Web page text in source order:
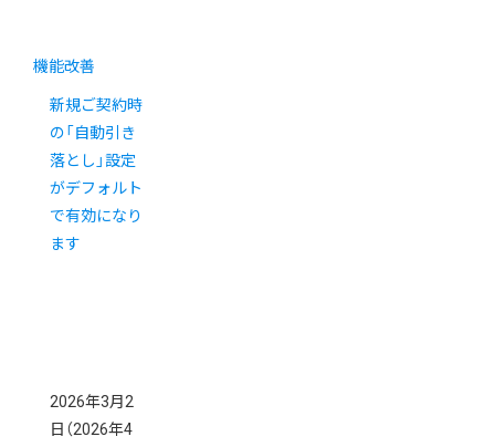
機能改善
新規ご契約時
の「自動引き
落とし」設定
がデフォルト
で有効になり
ます
2026年3月2
日 （2026年4